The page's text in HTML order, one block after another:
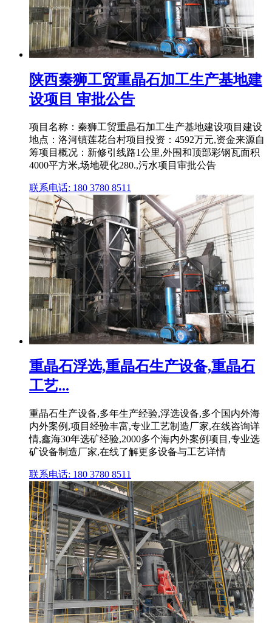
陕西秦狮工贸重晶石加工生产基地建
设项目 审批公告
项目名称：秦狮工贸重晶石加工生产基地建设项目建设
地点：洛河镇莲花台村项目投资：4592万元,资金来源自
筹项目概况：新修引线路1公里,外围和顶部彩钢瓦面积
4000平方米,场地硬化280.,污水项目审批公告
联系电话: 180 3780 8511
重晶石浮选,重晶石生产设备,重晶石
工艺...
重晶石生产设备,多年生产经验,浮选设备,多个国内外海
内外案例,项目经验丰富,专业工艺制造厂家,在线咨询详
情,鑫海30年选矿经验,2000多个海内外案例项目,专业选
矿设备制造厂家,在线了解更多设备与工艺详情
联系电话: 180 3780 8511